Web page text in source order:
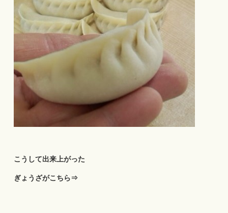
こうして出来上がった
ぎょうざがこちら⇒